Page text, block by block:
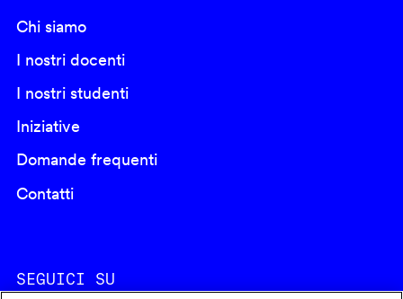
Chi siamo
I nostri docenti
I nostri studenti
Iniziative
Domande frequenti
Contatti
SEGUICI SU